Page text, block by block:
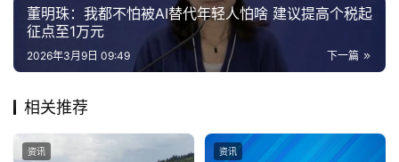
科
技
经
教
登录 注册
董明珠：我都不怕被AI替代年轻人怕啥 建议提高个税起
征点至1万元
下一篇
2026年3月9日 09:49
相关推荐
资讯 资讯